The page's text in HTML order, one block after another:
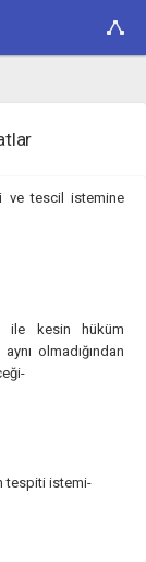
ve tescil istemine
ile kesin hüküm
olmadığından
tespiti istemi-